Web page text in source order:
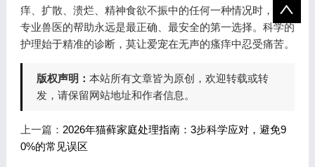
痒、扩散、溃烂、精神食欲不振中的任何一种情况时，寻求
专业兽医的帮助永远是最正确、最安全的第一选择。科学的
护理始于精准的诊断，莫让爱宠在无声的瘙痒中忍受痛苦。
版权声明： 本站所有文章皆为原创，欢迎转载或转
发，请保留网站地址和作者信息。
上一篇： 2026年猫藓家庭处理指南：3步科学应对，避免9
0%的常见误区